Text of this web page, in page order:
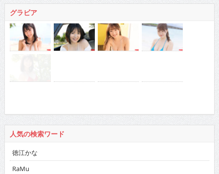
グラビア
人気の検索ワード
徳江かな
RaMu